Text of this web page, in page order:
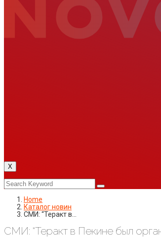
X
Home
Каталог новин
СМИ: “Теракт в…
СМИ: “Теракт в Пекине был